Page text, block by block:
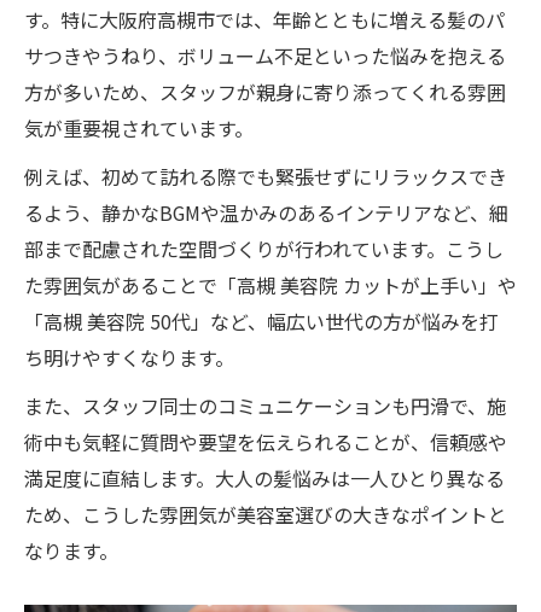
す。特に大阪府高槻市では、年齢とともに増える髪のパ
サつきやうねり、ボリューム不足といった悩みを抱える
方が多いため、スタッフが親身に寄り添ってくれる雰囲
気が重要視されています。
例えば、初めて訪れる際でも緊張せずにリラックスでき
るよう、静かなBGMや温かみのあるインテリアなど、細
部まで配慮された空間づくりが行われています。こうし
た雰囲気があることで「高槻 美容院 カットが上手い」や
「高槻 美容院 50代」など、幅広い世代の方が悩みを打
ち明けやすくなります。
また、スタッフ同士のコミュニケーションも円滑で、施
術中も気軽に質問や要望を伝えられることが、信頼感や
満足度に直結します。大人の髪悩みは一人ひとり異なる
ため、こうした雰囲気が美容室選びの大きなポイントと
なります。